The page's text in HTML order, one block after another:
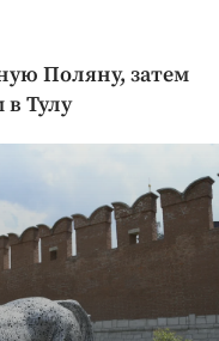
Поляну, затем
Тулу